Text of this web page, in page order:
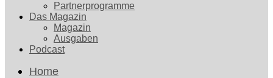
Partnerprogramme
Das Magazin
Magazin
Ausgaben
Podcast
Home